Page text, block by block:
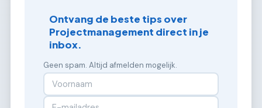
Ontvang de beste tips over
Projectmanagement direct in je
inbox.
Geen spam. Altijd afmelden mogelijk.